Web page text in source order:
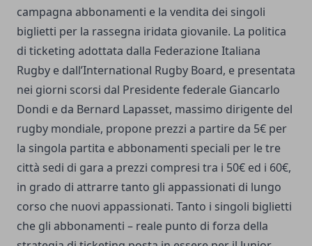
campagna abbonamenti e la vendita dei singoli
biglietti per la rassegna iridata giovanile. La politica
di ticketing adottata dalla Federazione Italiana
Rugby e dall’International Rugby Board, e presentata
nei giorni scorsi dal Presidente federale Giancarlo
Dondi e da Bernard Lapasset, massimo dirigente del
rugby mondiale, propone prezzi a partire da 5€ per
la singola partita e abbonamenti speciali per le tre
città sedi di gara a prezzi compresi tra i 50€ ed i 60€,
in grado di attrarre tanto gli appassionati di lungo
corso che nuovi appassionati. Tanto i singoli biglietti
che gli abbonamenti – reale punto di forza della